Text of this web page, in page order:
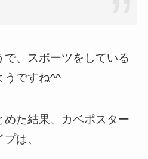
で、スポーツをしている
うですね^^
めた結果、カベポスター
は、